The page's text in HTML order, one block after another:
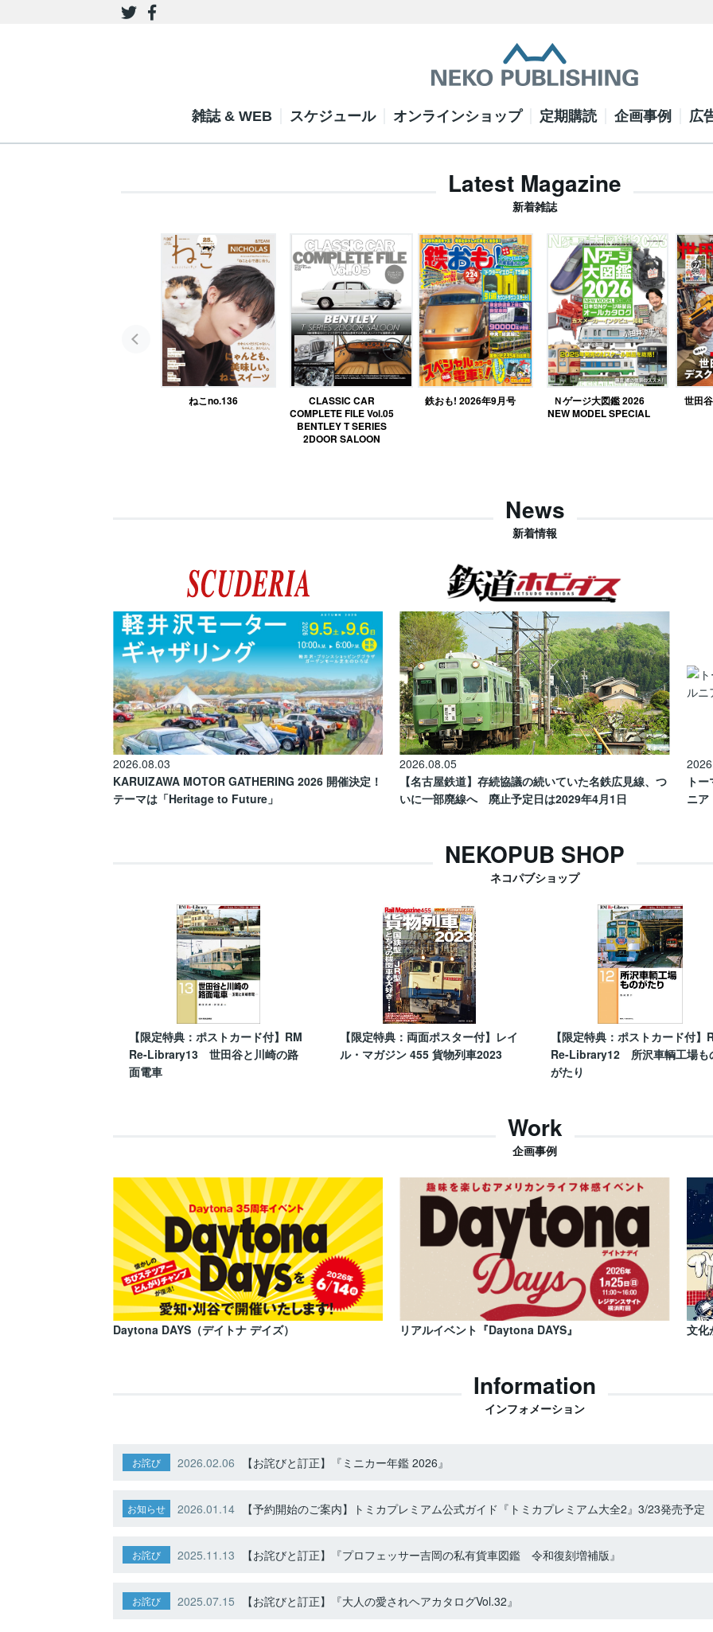
雑誌 & WEB スケジュール オンラインショップ 定期購読 企画事例 広
Latest Magazine
新着雑誌
ねこno.136
CLASSIC CAR
COMPLETE FILE Vol.05
BENTLEY T SERIES
2DOOR SALOON
鉄おも! 2026年9月号
Ｎゲージ大図鑑 2026
NEW MODEL SPECIAL
世田
News
新着情報
2026.08.03
KARUIZAWA MOTOR GATHERING 2026 開催決定！
テーマは「Heritage to Future」
2026.08.05
【名古屋鉄道】存続協議の続いていた名鉄広見線、つ
いに一部廃線へ 廃止予定日は2029年4月1日
ト
ニア
NEKOPUB SHOP
ネコパブショップ
【限定特典：ポストカード付】RM
Re-Library13 世田谷と川崎の路
面電車
【限定特典：両面ポスター付】レイ
ル・マガジン 455 貨物列車2023
【限定特典：ポストカード付】
Re-Library12 所沢車輌工場も
がたり
Work
企画事例
Daytona DAYS（デイトナ デイズ） リアルイベント『Daytona DAYS』 文化
Information
インフォメーション
お詫び 2026.02.06 【お詫びと訂正】『ミニカー年鑑 2026』
お知らせ 2026.01.14 【予約開始のご案内】トミカプレミアム公式ガイド『トミカプレミアム大全2』3/23発売予定
お詫び 2025.11.13 【お詫びと訂正】『プロフェッサー吉岡の私有貨車図鑑 令和復刻増補版』
お詫び 2025.07.15 【お詫びと訂正】『大人の愛されヘアカタログVol.32』